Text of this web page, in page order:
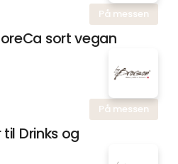
På messen
sort vegan
På messen
Drinks og